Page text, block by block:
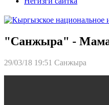
"Санжыра" -
29/03/18 19:51 Санжыра